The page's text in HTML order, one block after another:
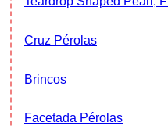
Cruz Pérolas
Brincos
Facetada Pérolas